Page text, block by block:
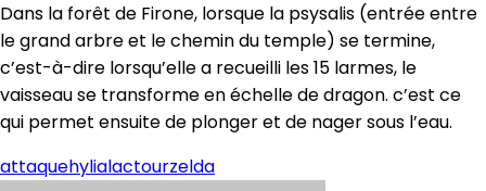
Dans la forêt de Firone, lorsque la psysalis (entrée entre
le grand arbre et le chemin du temple) se termine,
c’est-à-dire lorsqu’elle a recueilli les 15 larmes, le
vaisseau se transforme en échelle de dragon. c’est ce
qui permet ensuite de plonger et de nager sous l’eau.
attaquehylialactourzelda